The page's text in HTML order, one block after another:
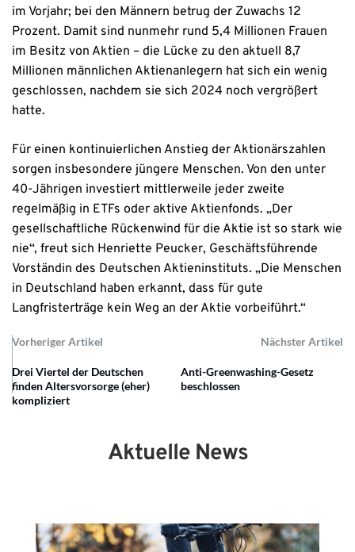
im Vorjahr; bei den Männern betrug der Zuwachs 12
Prozent. Damit sind nunmehr rund 5,4 Millionen Frauen
im Besitz von Aktien – die Lücke zu den aktuell 8,7
Millionen männlichen Aktienanlegern hat sich ein wenig
geschlossen, nachdem sie sich 2024 noch vergrößert
hatte.
Für einen kontinuierlichen Anstieg der Aktionärszahlen
sorgen insbesondere jüngere Menschen. Von den unter
40-Jährigen investiert mittlerweile jeder zweite
regelmäßig in ETFs oder aktive Aktienfonds. „Der
gesellschaftliche Rückenwind für die Aktie ist so stark wie
nie“, freut sich Henriette Peucker, Geschäftsführende
Vorständin des Deutschen Aktieninstituts. „Die Menschen
in Deutschland haben erkannt, dass für gute
Langfristerträge kein Weg an der Aktie vorbeiführt.“
Vorheriger Artikel Nächster Artikel
Drei Viertel der Deutschen
finden Altersvorsorge (eher)
kompliziert
Anti-Greenwashing-Gesetz
beschlossen
Aktuelle News